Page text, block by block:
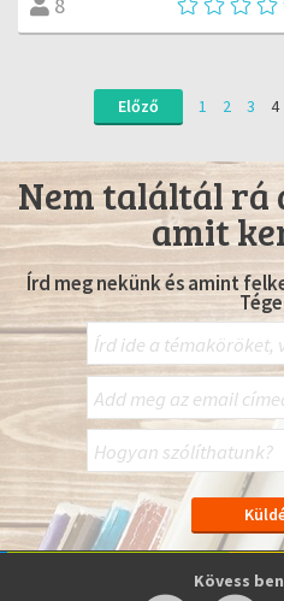
Előző 1 2 3 4
Nem találtál rá
amit
Írd meg nekünk és amint
Kövess